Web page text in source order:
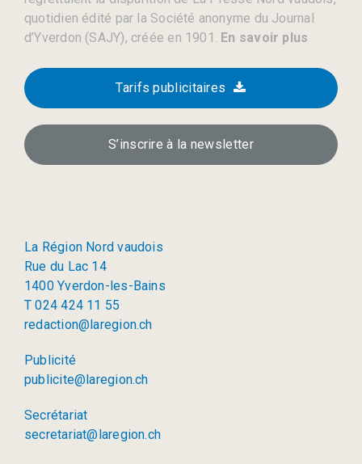
quotidien édité par la Société anonyme du Journal
d’Yverdon (SAJY), créée en 1901. En savoir plus
Tarifs publicitaires
S’inscrire à la newsletter
La Région Nord vaudois
Rue du Lac 14
1400 Yverdon-les-Bains
T 024 424 11 55
redaction@laregion.ch
Publicité
publicite@laregion.ch
Secrétariat
secretariat@laregion.ch